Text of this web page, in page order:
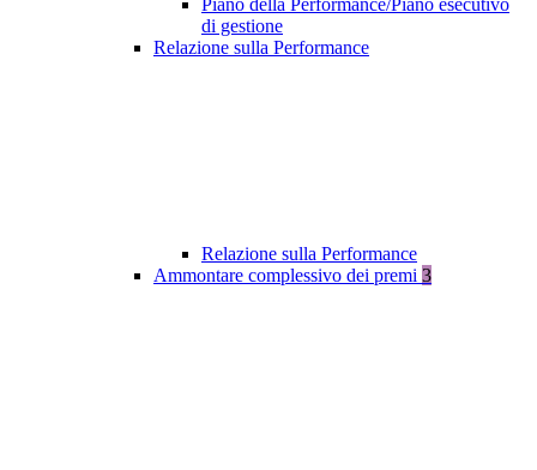
Piano della Performance/Piano esecutivo
di gestione
Relazione sulla Performance
Relazione sulla Performance
Ammontare complessivo dei premi 3